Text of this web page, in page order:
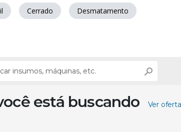
Cerrado Desmatamento
está buscando Ver